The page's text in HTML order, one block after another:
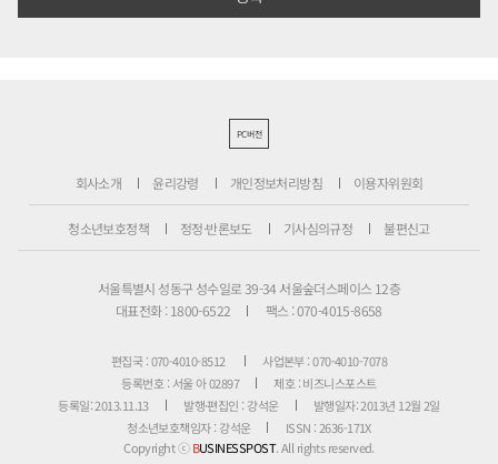
PC버전
회사소개 윤리강령 개인정보처리방침 이용자위원회
청소년보호정책 정정·반론보도 기사심의규정 불편신고
서울특별시 성동구 성수일로 39-34 서울숲더스페이스 12층
대표전화 : 1800-6522
팩스 : 070-4015-8658
편집국 : 070-4010-8512
사업본부 : 070-4010-7078
등록번호 : 서울 아 02897
제호 : 비즈니스포스트
등록일: 2013.11.13
발행·편집인 : 강석운
발행일자: 2013년 12월 2일
청소년보호책임자 : 강석운
ISSN : 2636-171X
Copyright ⓒBUSINESSPOST. All rights reserved.